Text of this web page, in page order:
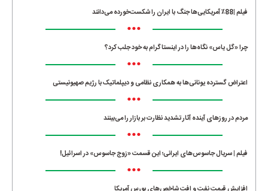
فیلم |88٪ آمریکایی‌ها جنگ با ایران را شکست‌خورده می‌دانند
•••
چرا «گل یاس» نگاه‌ها را در اینستاگرام به خود جلب کرد؟
•••
اعتراض گسترده یونانی‌ها به همکاری نظامی و دیپلماتیک با رژیم صهیونیستی
•••
مردم در روزهای آینده آثار تشدید نظارت بر بازار را می‌بینند
•••
فیلم | سریال جاسوس‌های ایرانی؛ این قسمت «زوج جاسوس» در اسرائیل!
•••